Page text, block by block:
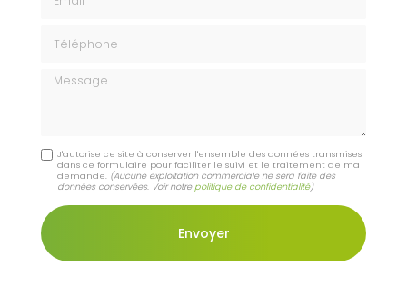
Message
J'autorise ce site à conserver l'ensemble des données transmises
dans ce formulaire pour faciliter le suivi et le traitement de ma
demande. (Aucune exploitation commerciale ne sera faite des
données conservées. Voir notre politique de confidentialité)